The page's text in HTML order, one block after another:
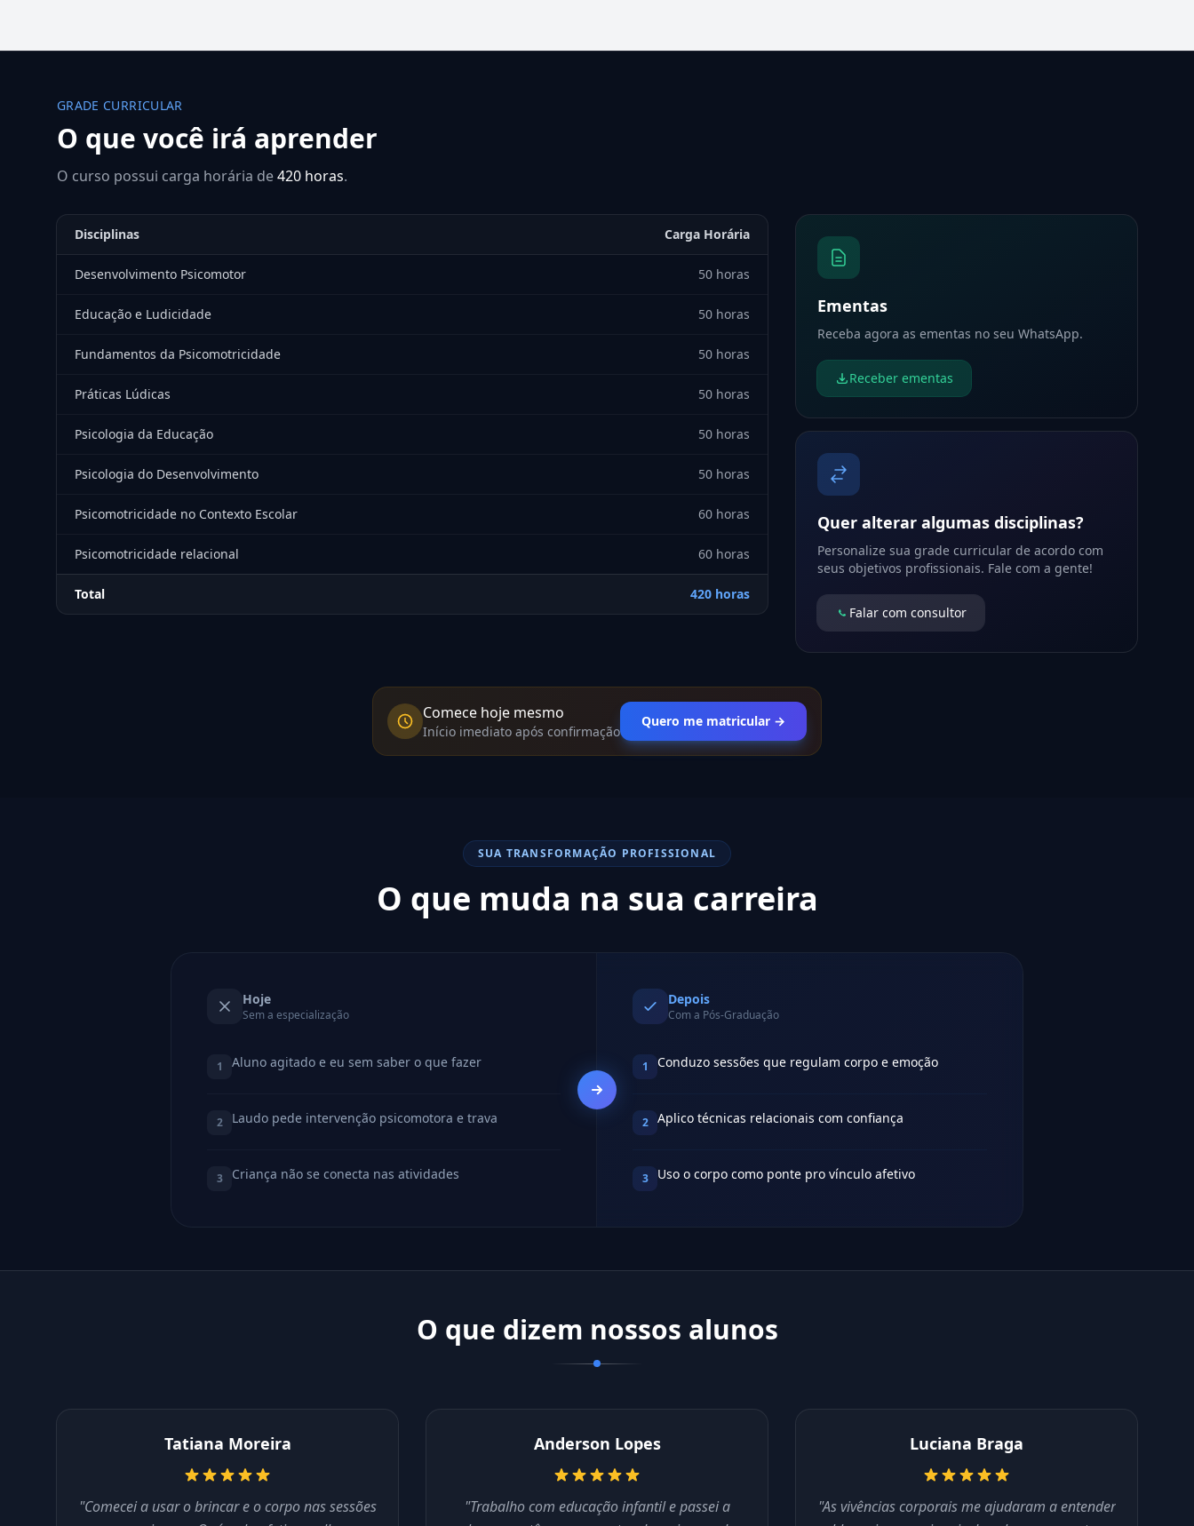
GRADE CURRICULAR
O que você irá aprender
O curso possui carga horária de420 horas.
Disciplinas Carga Horária
Desenvolvimento Psicomotor 50 horas
Educação e Ludicidade 50 horas
Fundamentos da Psicomotricidade 50 horas
Práticas Lúdicas 50 horas
Psicologia da Educação 50 horas
Psicologia do Desenvolvimento 50 horas
Psicomotricidade no Contexto Escolar 60 horas
Psicomotricidade relacional 60 horas
Total 420 horas
Ementas
Receba agora as ementas no seu WhatsApp.
Receber ementas
Quer alterar algumas disciplinas?
Personalize sua grade curricular de acordo com
seus objetivos profissionais. Fale com a gente!
Falar com consultor
Comece hoje mesmo
Início imediato após confirmação
Quero me matricular →
SUA TRANSFORMAÇÃO PROFISSIONAL
O que muda na sua carreira
Hoje
Sem a especialização
1 Aluno agitado e eu sem saber o que fazer
2 Laudo pede intervenção psicomotora e trava
3 Criança não se conecta nas atividades
Depois
Com a Pós-Graduação
1 Conduzo sessões que regulam corpo e emoção
2 Aplico técnicas relacionais com confiança
3 Uso o corpo como ponte pro vínculo afetivo
O que dizem nossos alunos
Tatiana Moreira
"Comecei a usar o brincar e o corpo nas sessões
Anderson Lopes
"Trabalho com educação infantil e passei a
Luciana Braga
"As vivências corporais me ajudaram a entender